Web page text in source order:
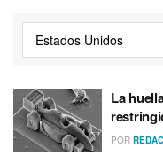
La
POR